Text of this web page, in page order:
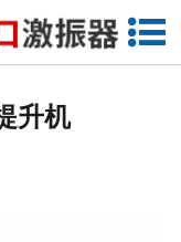
升机